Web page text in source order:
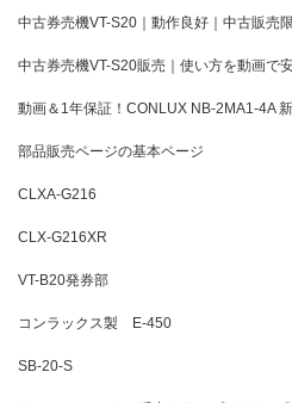
中古券売機VT-S20｜動作良好｜中古販売
中古券売機VT-S20販売｜使い方を動画で
動画＆1年保証！CONLUX NB-2MA1-4A
部品販売ページの基本ページ
CLXA-G216
CLX-G216XR
VT-B20発券部
コンラックス製 E-450
SB-20-S